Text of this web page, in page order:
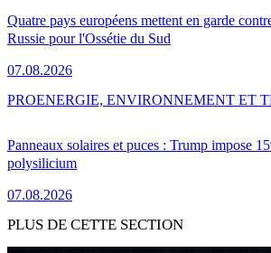
Quatre pays européens mettent en garde
Russie pour l'Ossétie du Sud
07.08.2026
Panneaux solaires et puces : Trump impose
polysilicium
07.08.2026
PROENERGIE, ENVIRONNEMENT ET
PLUS DE CETTE SECTION